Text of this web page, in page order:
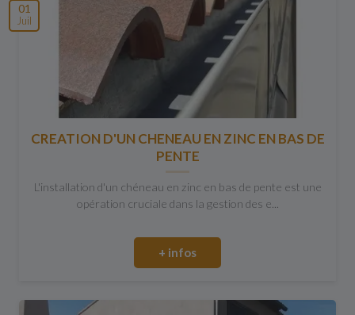
01
Juil
CREATION D'UN CHENEAU EN ZINC EN BAS DE
PENTE
L'installation d'un chéneau en zinc en bas de pente est une
opération cruciale dans la gestion des e...
+ infos